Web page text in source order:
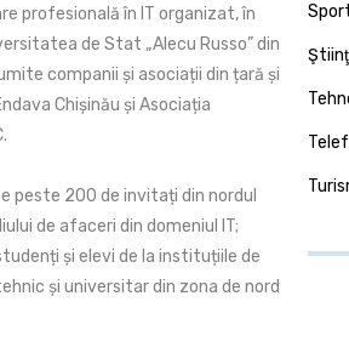
profesională în IT organizat, în
de Stat „Alecu Russo” din
companii și asociații din țară și
Chișinău și Asociația
peste 200 de invitați din nordul
de afaceri din domeniul IT;
și elevi de la instituțiile de
și universitar din zona de nord